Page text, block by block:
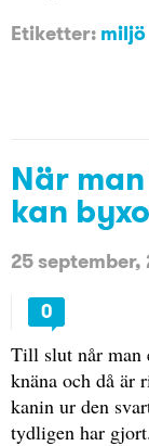
Etiketter: miljö
När
kan
25 september,
0
Till slut når man
knäna och då är
kanin ur den
tydligen har gjort.